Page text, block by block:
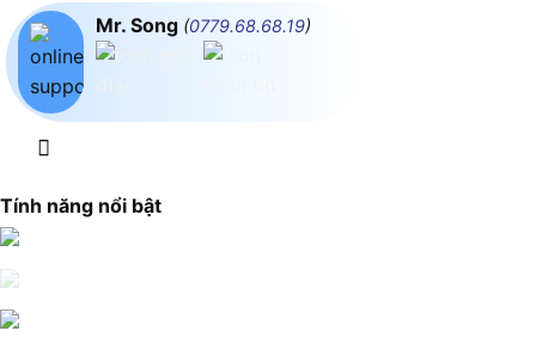
Mr. Song (0779.68.68.19)
Tính năng nổi bật